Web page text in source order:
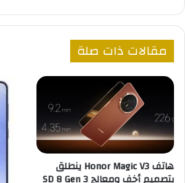
مقالات ذات صلة
هاتف Honor Magic V3 ينطلق